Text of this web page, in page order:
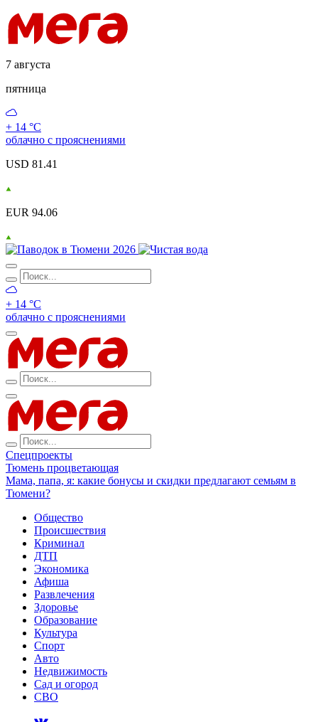
7 августа
пятница
+ 14 °С
облачно с прояснениями
USD 81.41
EUR 94.06
+ 14 °С
облачно с прояснениями
Спецпроекты
Тюмень процветающая
Мама, папа, я: какие бонусы и скидки предлагают семьям в
Тюмени?
Общество
Происшествия
Криминал
ДТП
Экономика
Афиша
Развлечения
Здоровье
Образование
Культура
Спорт
Авто
Недвижимость
Сад и огород
СВО